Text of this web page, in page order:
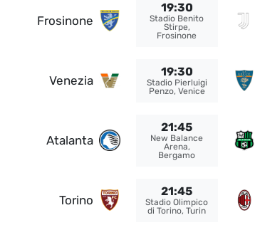
Frosinone
19:30
Stadio Benito
Stirpe,
Frosinone
Venezia
19:30
Stadio Pierluigi
Penzo, Venice
Atalanta
21:45
New Balance
Arena,
Bergamo
Torino
21:45
Stadio Olimpico
di Torino, Turin